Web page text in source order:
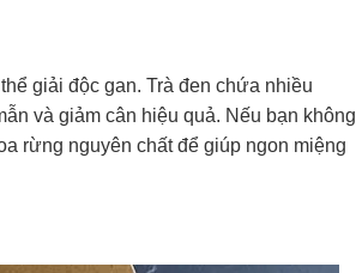
giải độc gan. Trà đen chứa nhiều
và giảm cân hiệu quả. Nếu bạn không
rừng nguyên chất để giúp ngon miệng